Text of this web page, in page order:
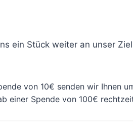
ein Stück weiter an unser
von 10€ senden wir Ihnen
einer Spende von 100€